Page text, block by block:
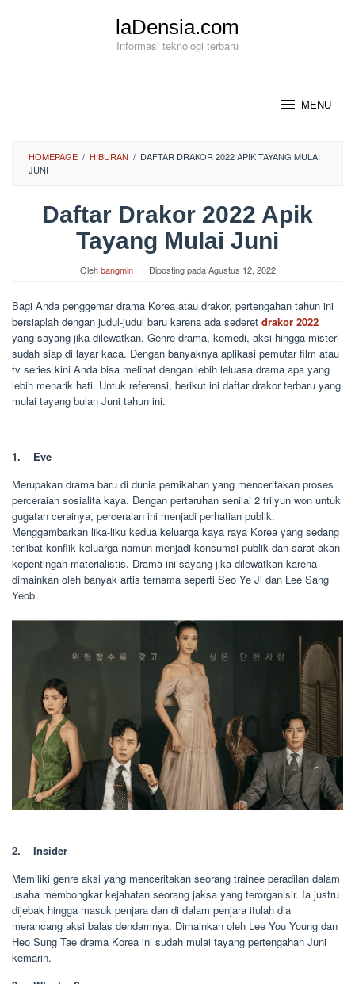
laDensia.com
Informasi teknologi terbaru
MENU
HOMEPAGE / HIBURAN / DAFTAR DRAKOR 2022 APIK TAYANG MULAI
JUNI
Daftar Drakor 2022 Apik
Tayang Mulai Juni
Olehbangmin Diposting padaAgustus 12, 2022
Bagi Anda penggemar drama Korea atau drakor, pertengahan tahun ini
bersiaplah dengan judul-judul baru karena ada sederet drakor 2022
yang sayang jika dilewatkan. Genre drama, komedi, aksi hingga misteri
sudah siap di layar kaca. Dengan banyaknya aplikasi pemutar film atau
tv series kini Anda bisa melihat dengan lebih leluasa drama apa yang
lebih menarik hati. Untuk referensi, berikut ini daftar drakor terbaru yang
mulai tayang bulan Juni tahun ini.
1. Eve
Merupakan drama baru di dunia pernikahan yang menceritakan proses
perceraian sosialita kaya. Dengan pertaruhan senilai 2 trilyun won untuk
gugatan cerainya, perceraian ini menjadi perhatian publik.
Menggambarkan lika-liku kedua keluarga kaya raya Korea yang sedang
terlibat konflik keluarga namun menjadi konsumsi publik dan sarat akan
kepentingan materialistis. Drama ini sayang jika dilewatkan karena
dimainkan oleh banyak artis ternama seperti Seo Ye Ji dan Lee Sang
Yeob.
2. Insider
Memiliki genre aksi yang menceritakan seorang trainee peradilan dalam
usaha membongkar kejahatan seorang jaksa yang terorganisir. Ia justru
dijebak hingga masuk penjara dan di dalam penjara itulah dia
merancang aksi balas dendamnya. Dimainkan oleh Lee You Young dan
Heo Sung Tae drama Korea ini sudah mulai tayang pertengahan Juni
kemarin.